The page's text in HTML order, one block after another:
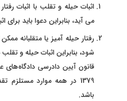
اثبات حیله و تقلب با اثبات
می ‌‌‌‌آید، بنابراین دعوا باید برای
رفتار حیله ‌‌‌‌‌‌‌‌‌‌‌آمیز یا متقلبانه
قانون آیین دادرسی دادگاه‌های
1379 در همه موارد
‌باشد.